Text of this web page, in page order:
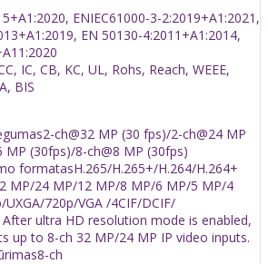
ENIEC61000-3-2:2019+A1:2021,
EN 50130-4:2011+A1:2014,
IC, CB, KC, UL, Rohs, Reach, WEEE,
BIS
2-ch@32 MP (30 fps)/2-ch@24 MP
MP (30fps)/8-ch@8 MP (30fps)
formatasH.265/H.265+/H.264/H.264+
MP/24 MP/12 MP/8 MP/6 MP/5 MP/4
720p/VGA /4CIF/DCIF/
After ultra HD resolution mode is enabled,
up to 8-ch 32 MP/24 MP IP video inputs.
8-ch